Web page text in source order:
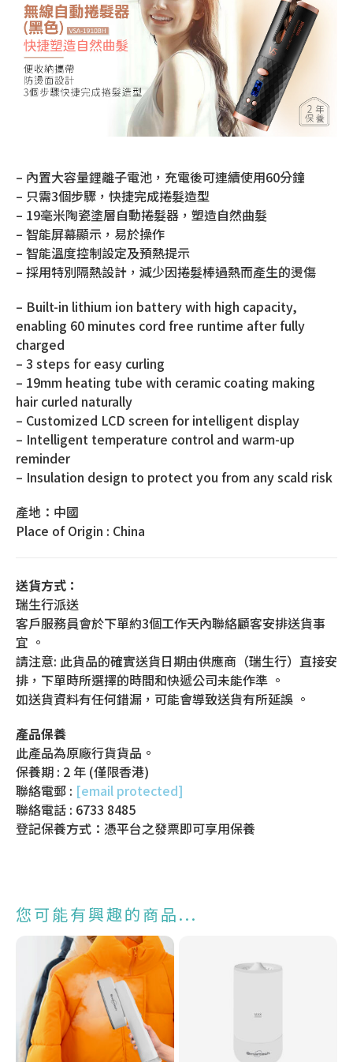
– 內置大容量鋰離子電池，充電後可連續使用60分鐘
– 只需3個步驟，快捷完成捲髮造型
– 19毫米陶瓷塗層自動捲髮器，塑造自然曲髮
– 智能屏幕顯示，易於操作
– 智能溫度控制設定及預熱提示
– 採用特別隔熱設計，減少因捲髮棒過熱而產生的燙傷
– Built-in lithium ion battery with high capacity,
enabling 60 minutes cord free runtime after fully
charged
– 3 steps for easy curling
– 19mm heating tube with ceramic coating making
hair curled naturally
– Customized LCD screen for intelligent display
– Intelligent temperature control and warm-up
reminder
– Insulation design to protect you from any scald risk
產地：中國
Place of Origin : China
送貨方式：
瑞生行派送
客戶服務員會於下單約3個工作天內聯絡顧客安排送貨事
宜 。
請注意: 此貨品的確實送貨日期由供應商（瑞生行）直接安
排，下單時所選擇的時間和快遞公司未能作準 。
如送貨資料有任何錯漏，可能會導致送貨有所延誤 。
產品保養
此產品為原廠行貨貨品。
保養期 : 2 年 (僅限香港)
聯絡電郵 : [email protected]
聯絡電話 : 6733 8485
登記保養方式：憑平台之發票即可享用保養
您可能有興趣的商品...